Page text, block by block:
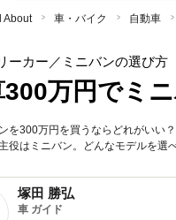
About 車・バイク 自動車
ーカー ／ミニバンの選び方
万円でミ
ンを300万円を買うならどれがいい
役はミニバン。どんなモデルを選
塚田 勝弘
車 ガイド